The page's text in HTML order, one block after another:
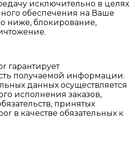
исключительно в целях
обеспечения на Ваше
ниже, блокирование,
гарантирует
получаемой информации.
данных осуществляется
исполнения заказов,
принятых
в качестве обязательных к